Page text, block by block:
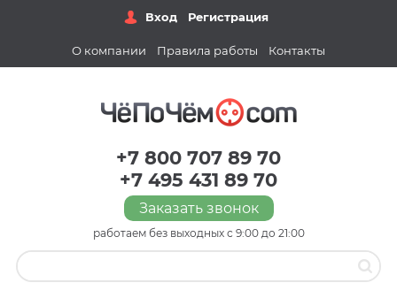
Вход Регистрация
О компании Правила работы Контакты
+7 800 707 89 70
+7 495 431 89 70
Заказать звонок
работаем без выходных с 9:00 до 21:00